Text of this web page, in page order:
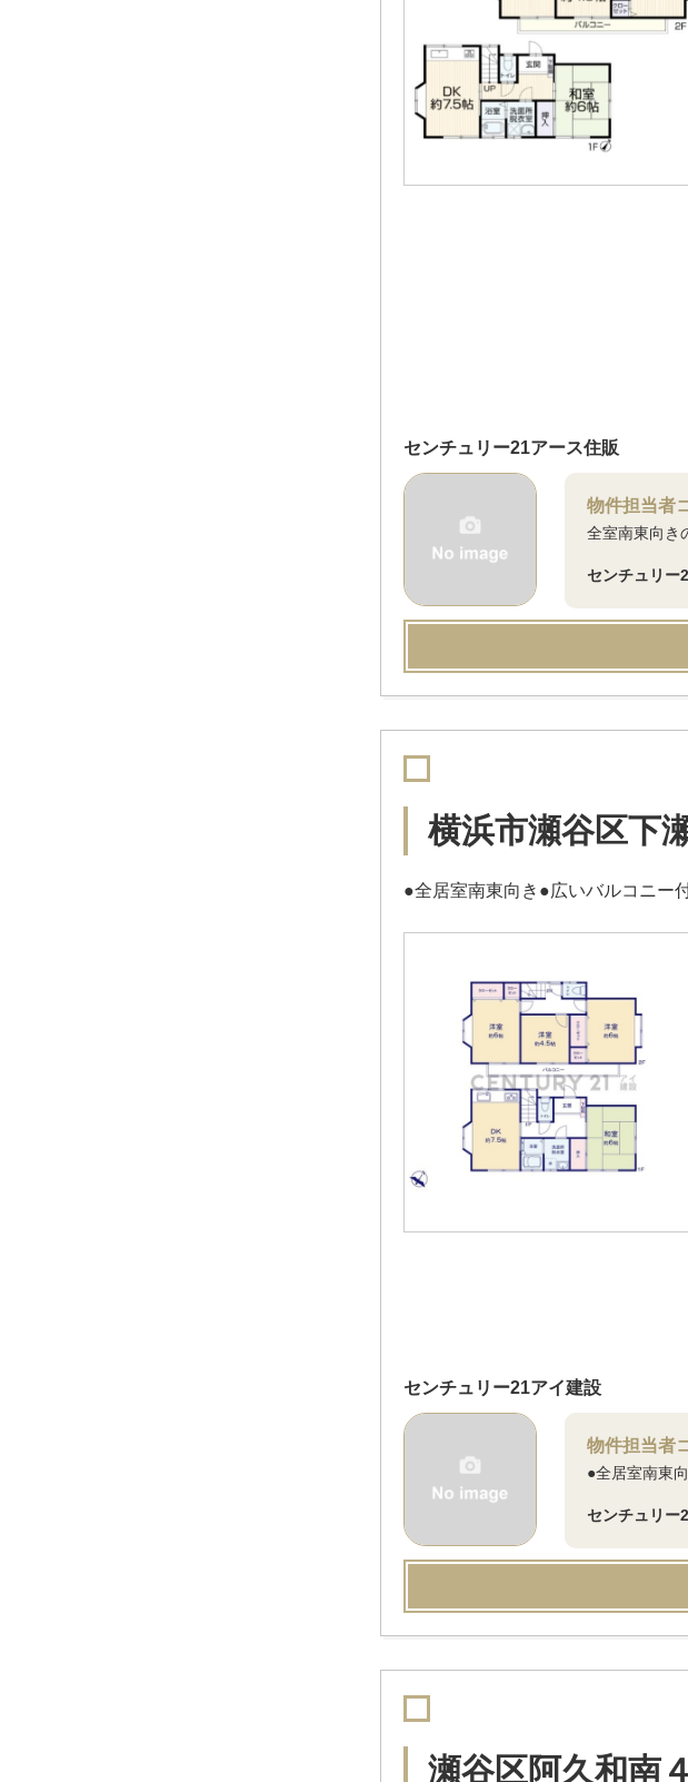
センチュリー21アース住販
物件担当者
全室南東向き
センチュリー
横浜市瀬谷区下
●全居室南東向き●広いバルコニー
センチュリー21アイ建設
物件担当者
●全居室南東
センチュリー
瀬谷区阿久和南